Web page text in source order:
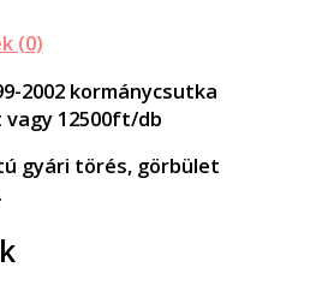
(0)
2002 kormánycsutka
vagy 12500ft/db
gyári törés, görbület